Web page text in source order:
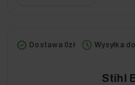
Dostawa 0zł Wysyłka
Stihl